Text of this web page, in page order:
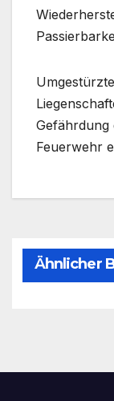
Gefährdung
Feuerwehr
Ähnlicher